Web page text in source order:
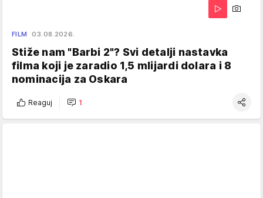
FILM 03.08.2026.
Stiže nam "Barbi 2"? Svi detalji nastavka
filma koji je zaradio 1,5 mlijardi dolara i 8
nominacija za Oskara
Reaguj 1